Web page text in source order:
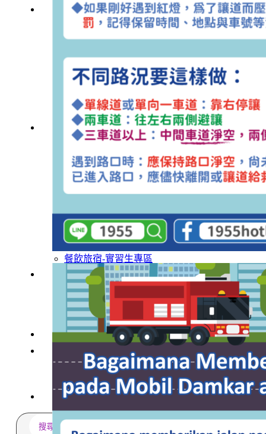
移工新聞
最新消息
營造業移工重點新聞
旅宿業專題報導
外籍移工文章專區
傳統產業文章專區
外籍看護文章專區
懶人包｜廢棄物處理與回收業
申請專區
家庭幫傭
家庭看護
機構看護
白領專業移工
農業移工
營造業移工
餐飲旅宿-實習生專區
巴氏量表
「3分鐘」巴氏量表評估
巴氏量表是什麼?
多元免評
常見問題
案例分享
歷年評鑑成績
失聯協尋